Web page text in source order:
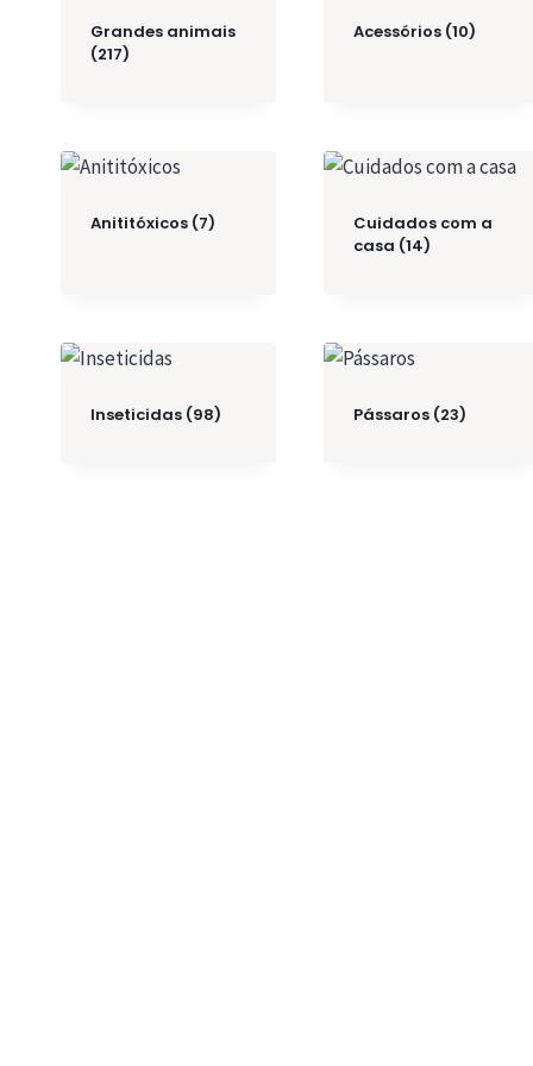
Grandes animais
(217)
Acessórios (10)
Anititóxicos (7)
Cuidados com a
casa (14)
Inseticidas (98) Pássaros (23)